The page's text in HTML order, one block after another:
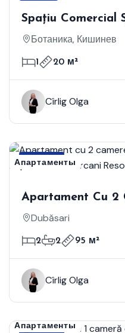
Spațiu Comercial
Ботаника, Кишинев
1 20 м²
Cîrlig Olga
Продажа
Апартаменты
Apartament Cu 2
Complexul Aqua
Dubăsari
2 2 95 м²
Cîrlig Olga
Апартаменты